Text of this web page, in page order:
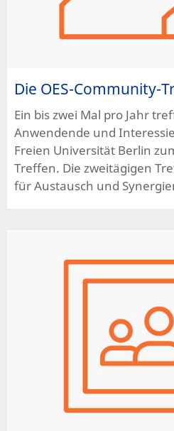
Die OES-Community-
Ein bis zwei Mal pro Jahr
Anwendende und
Freien Universität Berlin
Treffen. Die zweitägigen
für Austausch und